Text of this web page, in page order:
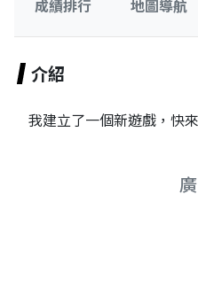
成績排行 地圖導航
介紹
我建立了一個新遊戲，快